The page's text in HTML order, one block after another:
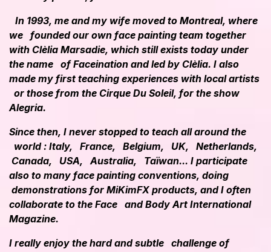
In 1993, me and my wife moved to Montreal, where
we founded our own face painting team together
with Clèlia Marsadie, which still exists today under
the name of Faceination and led by Clèlia. I also
made my first teaching experiences with local artists
or those from the Cirque Du Soleil, for the show
Alegria.
Since then, I never stopped to teach all around the
world : Italy, France, Belgium, UK, Netherlands,
Canada, USA, Australia, Taïwan... I participate
also to many face painting conventions, doing
demonstrations for MiKimFX products, and I often
collaborate to the Face and Body Art International
Magazine.
I really enjoy the hard and subtle challenge of